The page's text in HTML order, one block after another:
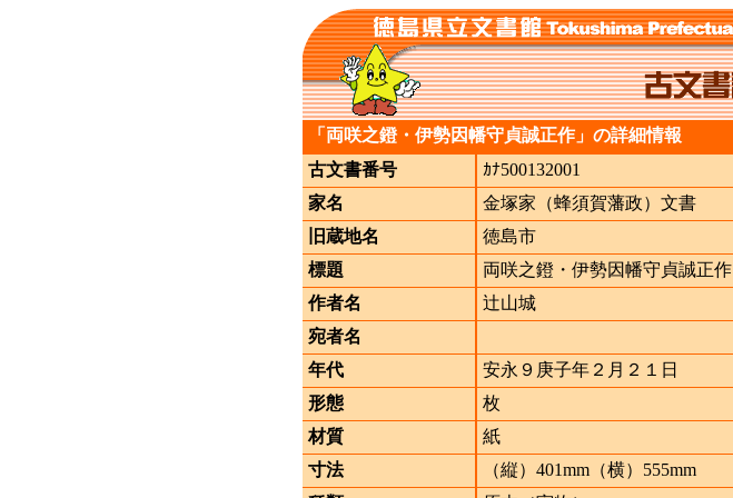
「両咲之鐙・伊勢因幡守貞誠正作」の詳細情報
古文書番号
ｶﾅ500132001
家名
金塚家（蜂須賀藩政）文書
旧蔵地名
徳島市
標題
両咲之鐙・伊勢因幡守貞誠正作
作者名
辻山城
宛者名
年代
安永９庚子年２月２１日
形態
枚
材質
紙
寸法
（縦）401mm（横）555mm